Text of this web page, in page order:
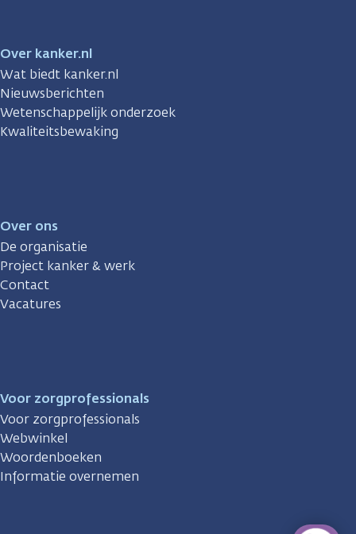
Over kanker.nl
Wat biedt kanker.nl
Nieuwsberichten
Wetenschappelijk onderzoek
Kwaliteitsbewaking
Over ons
De organisatie
Project kanker & werk
Contact
Vacatures
Voor zorgprofessionals
Voor zorgprofessionals
Webwinkel
Woordenboeken
Informatie overnemen